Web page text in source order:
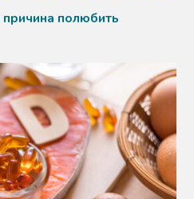
полюбить